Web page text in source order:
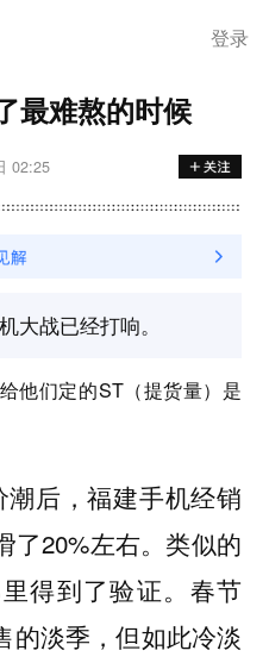
登录
最难熬的时候
02:25
大战已经打响。
他们定的ST（提货量）是
后，福建手机经销
了20%左右。类似的
得到了验证。春节
的淡季，但如此冷淡